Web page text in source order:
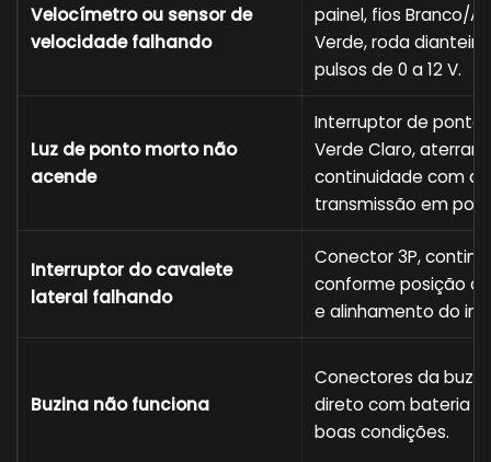
Velocímetro ou sensor de
velocidade falhando
painel, fios Branco/
Verde, roda
pulsos de 0 a 12 V.
Luz de ponto morto não
acende
Interruptor de ponto
Verde Claro,
continuidade com a
transmissão em
Interruptor do cavalete
lateral falhando
Conector 3P,
conforme posição
e alinhamento do
Buzina não funciona
Conectores da
direto com bateria
boas condições.